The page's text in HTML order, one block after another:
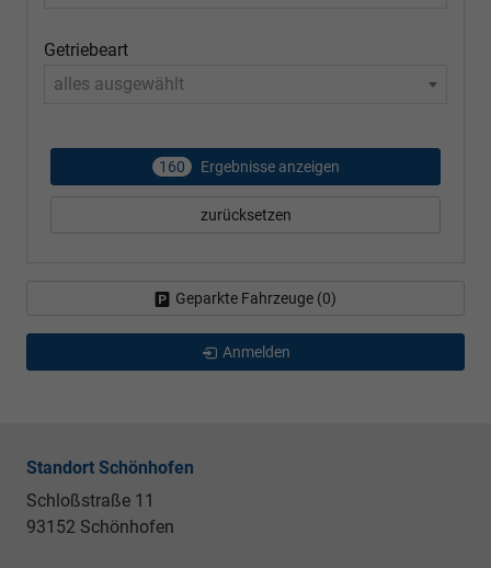
Getriebeart
alles ausgewählt
160 Ergebnisse anzeigen
zurücksetzen
Geparkte Fahrzeuge (0)
Anmelden
Standort Schönhofen
Schloßstraße 11
93152 Schönhofen